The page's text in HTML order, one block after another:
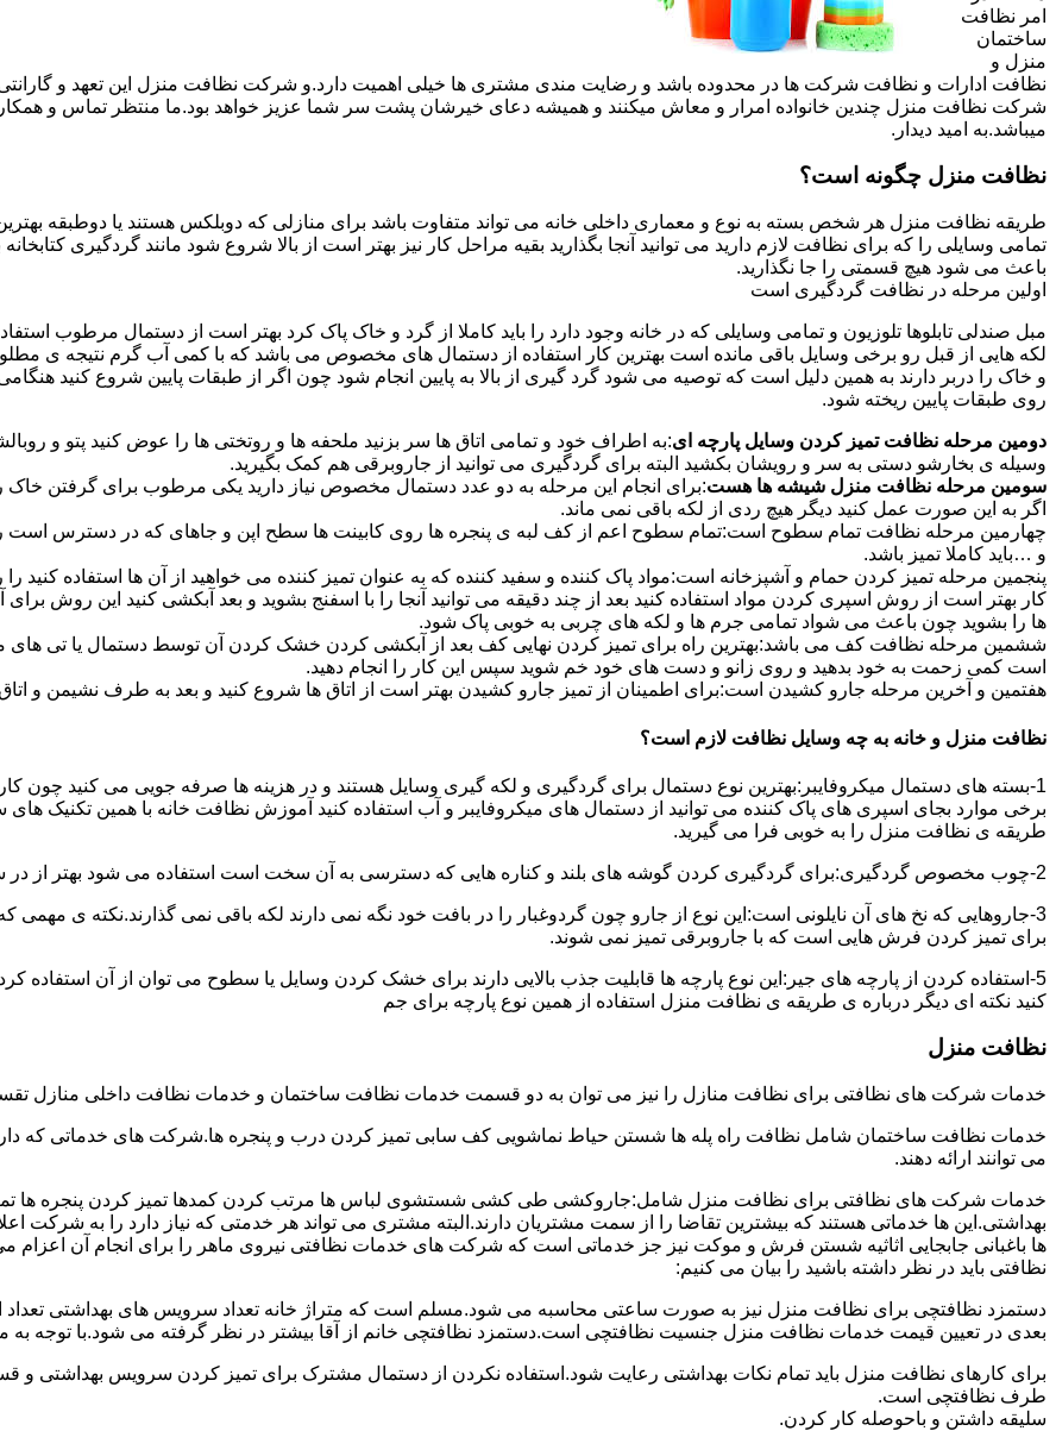
امر نظافت
ساختمان
منزل و
نظافت ادارات و نظافت شرکت ها در محدوده باشد و رضایت مندی مشتری ها خیلی اهمیت دارد.و شرکت نظافت منزل این تعهد و گارانتی
شرکت نظافت منزل چندین خانواده امرار و معاش میکنند و همیشه دعای خیرشان پشت سر شما عزیز خواهد بود.ما منتظر تماس و
میباشد.به امید دیدار.
نظافت منزل چگونه است؟
طریقه نظافت منزل هر شخص بسته به نوع و معماری داخلی خانه می تواند متفاوت باشد برای منازلی که دوبلکس هستند یا دوطبقه
تمامی وسایلی را که برای نظافت لازم دارید می توانید آنجا بگذارید بقیه مراحل کار نیز بهتر است از بالا شروع شود مانند گردگیری
باعث می شود هیچ قسمتی را جا نگذارید.
اولین مرحله در نظافت گردگیری است
مبل صندلی تابلوها تلوزیون و تمامی وسایلی که در خانه وجود دارد را باید کاملا از گرد و خاک پاک کرد بهتر است از دستمال مرطوب
لکه هایی از قبل رو برخی وسایل باقی مانده است بهترین کار استفاده از دستمال های مخصوص می باشد که با کمی آب گرم نتیجه ی
و خاک را دربر دارند به همین دلیل است که توصیه می شود گرد گیری از بالا به پایین انجام شود چون اگر از طبقات پایین شروع کنید
روی طبقات پایین ریخته شود.
دومین مرحله نظافت تمیز کردن وسایل پارچه ای:به اطراف خود و تمامی اتاق ها سر بزنید ملحفه ها و روتختی ها را عوض کنید پتو و
وسیله ی بخارشو دستی به سر و رویشان بکشید البته برای گردگیری می توانید از جاروبرقی هم کمک بگیرید.
سومین مرحله نظافت منزل شیشه ها هست:برای انجام این مرحله به دو عدد دستمال مخصوص نیاز دارید یکی مرطوب برای گرفتن
اگر به این صورت عمل کنید دیگر هیچ ردی از لکه باقی نمی ماند.
چهارمین مرحله نظافت تمام سطوح است:تمام سطوح اعم از کف لبه ی پنجره ها روی کابینت ها سطح اپن و جاهای که در دسترس است
و …باید کاملا تمیز باشد.
پنجمین مرحله تمیز کردن حمام و آشپزخانه است:مواد پاک کننده و سفید کننده که به عنوان تمیز کننده می خواهید از آن ها استفاده
کار بهتر است از روش اسپری کردن مواد استفاده کنید بعد از چند دقیقه می توانید آنجا را با اسفنج بشوید و بعد آبکشی کنید این روش
ها را بشوید چون باعث می شواد تمامی جرم ها و لکه های چربی به خوبی پاک شود.
ششمین مرحله نظافت کف می باشد:بهترین راه برای تمیز کردن نهایی کف بعد از آبکشی کردن خشک کردن آن توسط دستمال یا تی های
است کمی زحمت به خود بدهید و روی زانو و دست های خود خم شوید سپس این کار را انجام دهید.
هفتمین و آخرین مرحله جارو کشیدن است:برای اطمینان از تمیز جارو کشیدن بهتر است از اتاق ها شروع کنید و بعد به طرف نشیمن و اتاق
نظافت منزل و خانه به چه وسایل نظافت لازم است؟
1-بسته های دستمال میکروفایبر:بهترین نوع دستمال برای گردگیری و لکه گیری وسایل هستند و در هزینه ها صرفه جویی می کنید چون
برخی موارد بجای اسپری های پاک کننده می توانید از دستمال های میکروفایبر و آب استفاده کنید آموزش نظافت خانه با همین تکنیک
طریقه ی نظافت منزل را به خوبی فرا می گیرید.
2-چوب مخصوص گردگیری:برای گردگیری کردن گوشه های بلند و کناره هایی که دسترسی به آن سخت است استفاده می شود بهتر از در سر این چوب یک دستمال میکروفایبر وصل کنید.
3-جاروهایی که نخ های آن نایلونی است:این نوع از جارو چون گردوغبار را در بافت خود نگه نمی دارند لکه باقی نمی گذارند.نکته ی مهمی
برای تمیز کردن فرش هایی است که با جاروبرقی تمیز نمی شوند.
5-استفاده کردن از پارچه های جیر:این نوع پارچه ها قابلیت جذب بالایی دارند برای خشک کردن وسایل یا سطوح می توان از آن استفاده
کنید نکته ای دیگر درباره ی طریقه ی نظافت منزل استفاده از همین نوع پارچه برای جم
نظافت منزل
خدمات شرکت های نظافتی برای نظافت منازل را نیز می توان به دو قسمت خدمات نظافت ساختمان و خدمات نظافت داخلی منازل
خدمات نظافت ساختمان شامل نظافت راه پله ها شستن حیاط نماشویی کف سابی تمیز کردن درب و پنجره ها.شرکت های خدماتی که
می توانند ارائه دهند.
خدمات شرکت های نظافتی برای نظافت منزل شامل:جاروکشی طی کشی شستشوی لباس ها مرتب کردن کمدها تمیز کردن پنجره
بهداشتی.این ها خدماتی هستند که بیشترین تقاضا را از سمت مشتریان دارند.البته مشتری می تواند هر خدمتی که نیاز دارد را به
ها باغبانی جابجایی اثاثیه شستن فرش و موکت نیز جز خدماتی است که شرکت های خدمات نظافتی نیروی ماهر را برای انجام آن اعزام
نظافتی باید در نظر داشته باشید را بیان می کنیم:
دستمزد نظافتچی برای نظافت منزل نیز به صورت ساعتی محاسبه می شود.مسلم است که متراژ خانه تعداد سرویس های بهداشتی تعداد
بعدی در تعیین قیمت خدمات نظافت منزل جنسیت نظافتچی است.دستمزد نظافتچی خانم از آقا بیشتر در نظر گرفته می شود.با توجه
برای کارهای نظافت منزل باید تمام نکات بهداشتی رعایت شود.استفاده نکردن از دستمال مشترک برای تمیز کردن سرویس بهداشتی و
طرف نظافتچی است.
سلیقه داشتن و باحوصله کار کردن.